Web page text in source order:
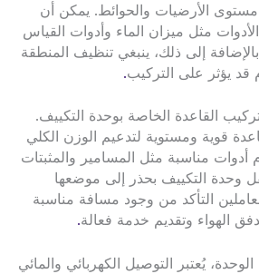
الأرضيات والحوائط. يمكن أن
مثل ميزان الماء وأدوات القياس
إلى ذلك، ينبغي تنظيف المنطقة
يؤثر على التركيب.
القاعدة الخاصة بوحدة التكييف.
قوية ومستوية لتدعيم الوزن الكلي
أدوات مناسبة مثل المسامير والمثبتات
وحدة التكييف بحذر إلى موضعها
التأكد من وجود مسافة مناسبة
الهواء وتقديم خدمة فعالة.
يُعتبر التوصيل الكهربائي والمائي